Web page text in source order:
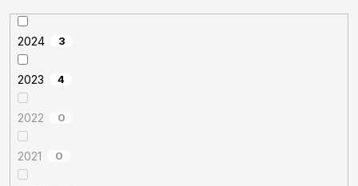
2024 3
2023 4
2022 0
2021 0